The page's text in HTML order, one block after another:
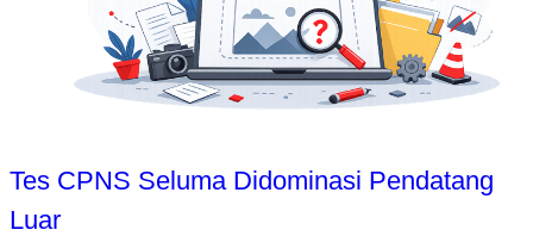
Tes CPNS Seluma Didominasi Pendatang
Luar